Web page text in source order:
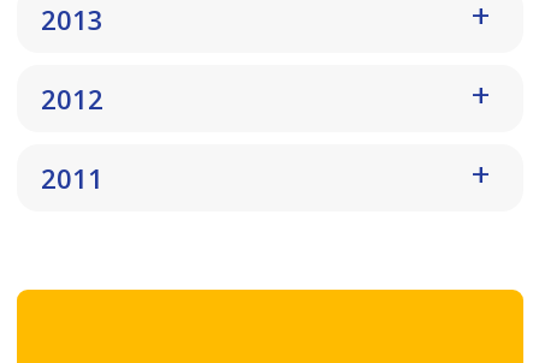
2013
2012
2011